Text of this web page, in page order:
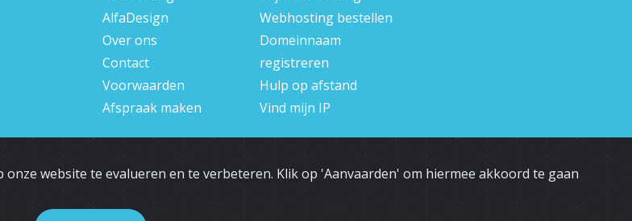
AlfaDesign
Over ons
Contact
Voorwaarden
Afspraak maken
Webhosting bestellen
Domeinnaam
registreren
Hulp op afstand
Vind mijn IP
website te evalueren en te verbeteren. Klik op 'Aanvaarden' om hiermee akkoord te gaan